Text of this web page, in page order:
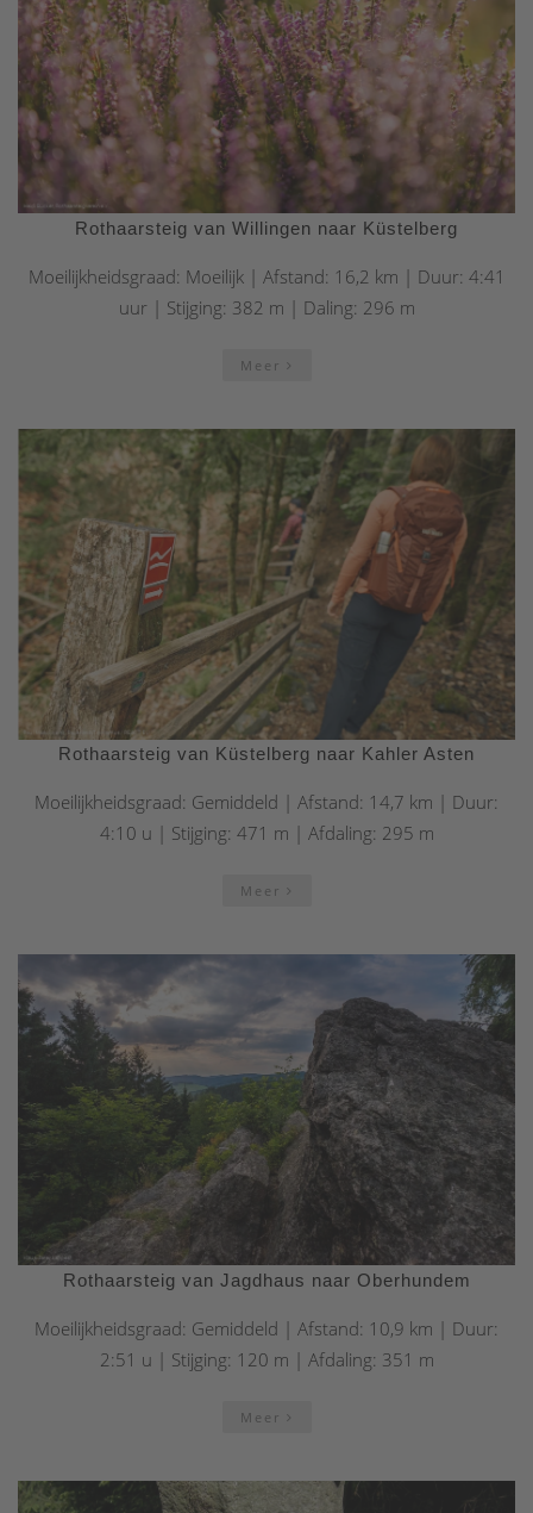
Rothaarsteig van Willingen naar Küstelberg
Moeilijkheidsgraad: Moeilijk | Afstand: 16,2 km | Duur: 4:41
uur | Stijging: 382 m | Daling: 296 m
Meer
Rothaarsteig van Küstelberg naar Kahler Asten
Moeilijkheidsgraad: Gemiddeld | Afstand: 14,7 km | Duur:
4:10 u | Stijging: 471 m | Afdaling: 295 m
Meer
Rothaarsteig van Jagdhaus naar Oberhundem
Moeilijkheidsgraad: Gemiddeld | Afstand: 10,9 km | Duur:
2:51 u | Stijging: 120 m | Afdaling: 351 m
Meer